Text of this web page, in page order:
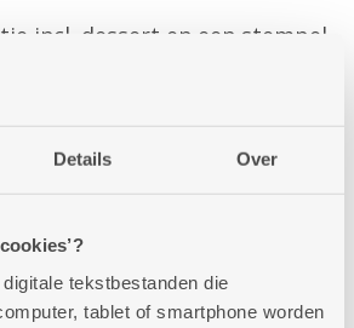
Details Over
tekstbestanden die
tablet of smartphone worden
incl. dessert en een stempel
voor 8 oktober want de